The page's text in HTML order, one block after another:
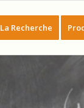
La Recherche